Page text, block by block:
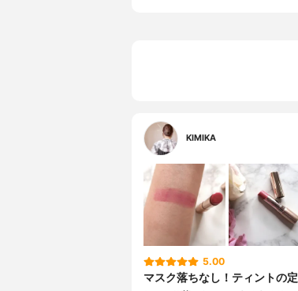
KIMIKA
5.00
マスク落ちなし！ティントの